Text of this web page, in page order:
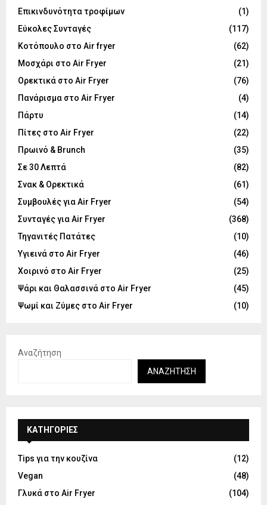
Επικινδυνότητα τροφίμων
(1)
Εύκολες Συνταγές
(117)
Κοτόπουλο στο Air fryer
(62)
Μοσχάρι στο Air Fryer
(21)
Ορεκτικά στο Air Fryer
(76)
Πανάρισμα στο Air Fryer
(4)
Πάρτυ
(14)
Πίτες στο Air Fryer
(22)
Πρωινό & Brunch
(35)
Σε 30 Λεπτά
(82)
Σνακ & Ορεκτικά
(61)
Συμβουλές για Air Fryer
(54)
Συνταγές για Air Fryer
(368)
Τηγανιτές Πατάτες
(10)
Υγιεινά στο Air Fryer
(46)
Χοιρινό στο Air Fryer
(25)
Ψάρι και Θαλασσινά στο Air Fryer
(45)
Ψωμί και Ζύμες στο Air Fryer
(10)
Αναζήτηση
ΑΝΑΖΉΤΗΣΗ
KΑΤΗΓΟΡΊΕΣ
Tips για την κουζίνα
(12)
Vegan
(48)
Γλυκά στο Air Fryer
(104)